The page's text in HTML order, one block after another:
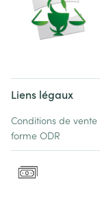
Liens légaux
Conditions de vente
forme ODR